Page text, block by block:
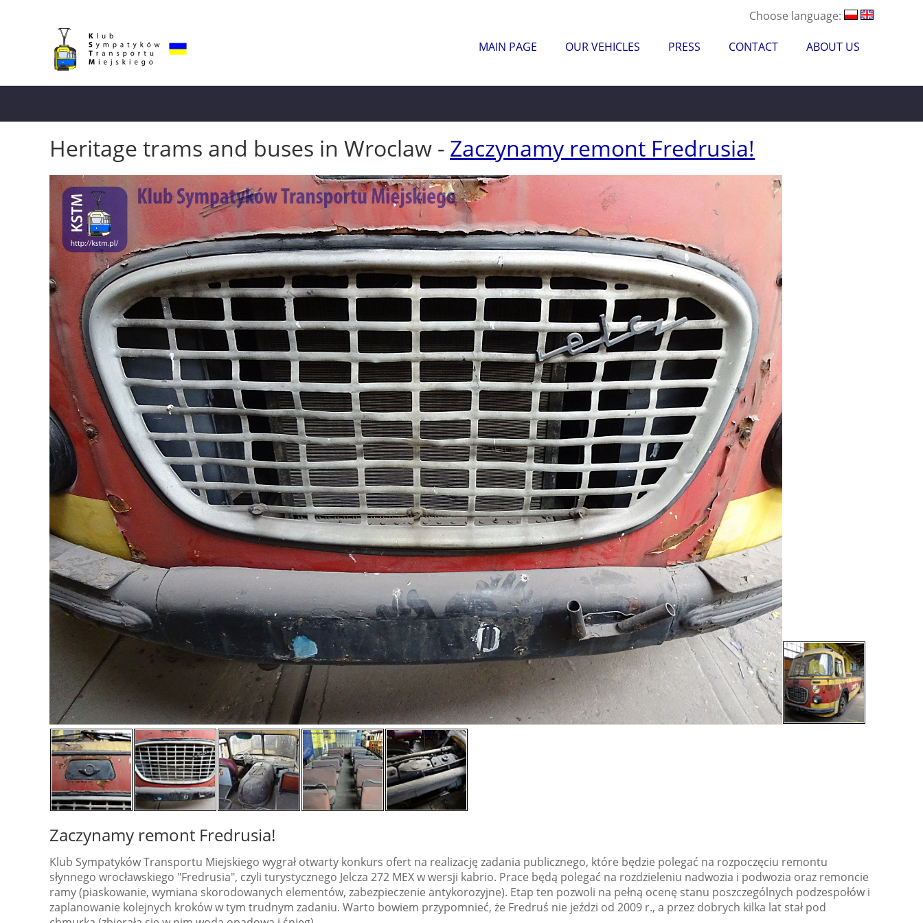
Choose language:
MAIN PAGE OUR VEHICLES PRESS CONTACT ABOUT US
Heritage trams and buses in Wroclaw - Zaczynamy remont Fredrusia!
Zaczynamy remont Fredrusia!
Klub Sympatyków Transportu Miejskiego wygrał otwarty konkurs ofert na realizację zadania publicznego, które będzie polegać na rozpoczęciu remontu
słynnego wrocławskiego "Fredrusia", czyli turystycznego Jelcza 272 MEX w wersji kabrio. Prace będą polegać na rozdzieleniu nadwozia i podwozia oraz remoncie
ramy (piaskowanie, wymiana skorodowanych elementów, zabezpieczenie antykorozyjne). Etap ten pozwoli na pełną ocenę stanu poszczególnych podzespołów i
zaplanowanie kolejnych kroków w tym trudnym zadaniu. Warto bowiem przypomnieć, że Fredruś nie jeździ od 2009 r., a przez dobrych kilka lat stał pod